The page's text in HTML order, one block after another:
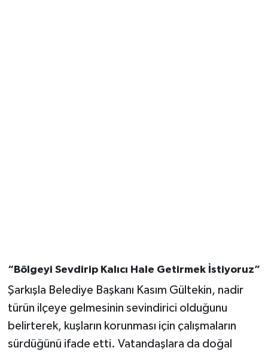
“Bölgeyi Sevdirip Kalıcı Hale Getirmek İstiyoruz”
Şarkışla Belediye Başkanı Kasım Gültekin, nadir
türün ilçeye gelmesinin sevindirici olduğunu
belirterek, kuşların korunması için çalışmaların
sürdüğünü ifade etti. Vatandaşlara da doğal